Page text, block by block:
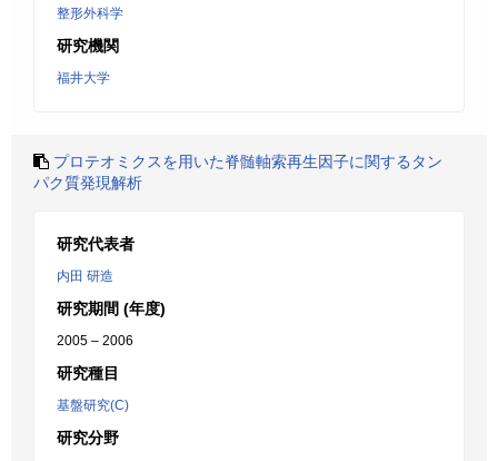
整形外科学
研究機関
福井大学
プロテオミクスを用いた脊髄軸索再生因子に関するタン
パク質発現解析
研究代表者
内田 研造
研究期間 (年度)
2005 – 2006
研究種目
基盤研究(C)
研究分野